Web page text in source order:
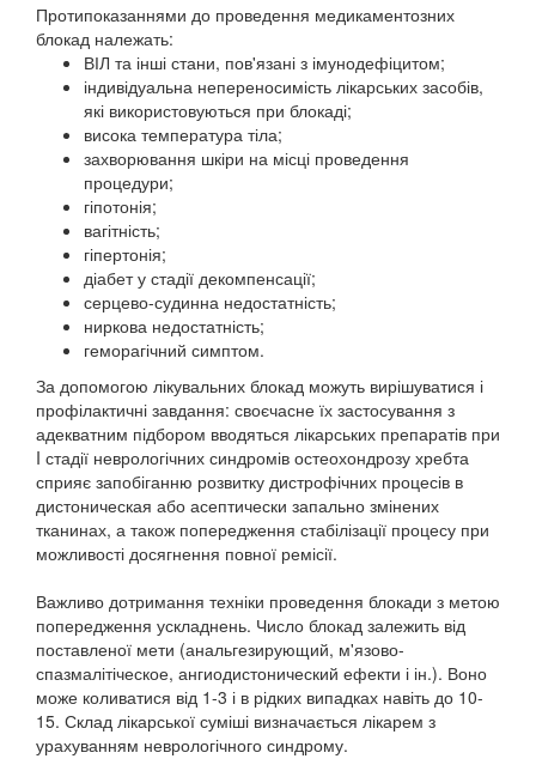
Протипоказаннями до проведення медикаментозних
блокад належать:
ВІЛ та інші стани, пов'язані з імунодефіцитом;
індивідуальна непереносимість лікарських засобів,
які використовуються при блокаді;
висока температура тіла;
захворювання шкіри на місці проведення
процедури;
гіпотонія;
вагітність;
гіпертонія;
діабет у стадії декомпенсації;
серцево-судинна недостатність;
ниркова недостатність;
геморагічний симптом.
За допомогою лікувальних блокад можуть вирішуватися і
профілактичні завдання: своєчасне їх застосування з
адекватним підбором вводяться лікарських препаратів при
I стадії неврологічних синдромів остеохондрозу хребта
сприяє запобіганню розвитку дистрофічних процесів в
дистоническая або асептически запально змінених
тканинах, а також попередження стабілізації процесу при
можливості досягнення повної ремісії.
Важливо дотримання техніки проведення блокади з метою
попередження ускладнень. Число блокад залежить від
поставленої мети (анальгезирующий, м'язово-
спазмалітіческое, ангиодистонический ефекти і ін.). Воно
може коливатися від 1-3 і в рідких випадках навіть до 10-
15. Склад лікарської суміші визначається лікарем з
урахуванням неврологічного синдрому.